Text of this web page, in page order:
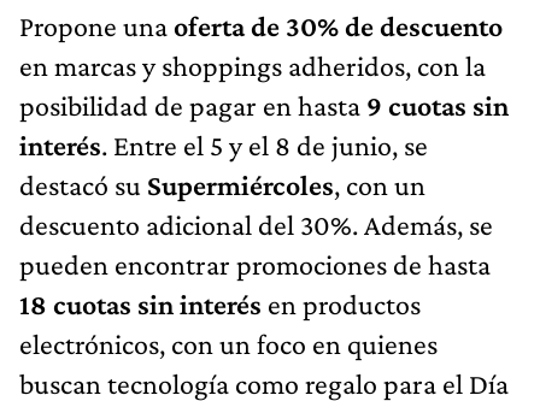
Propone unaoferta de 30% de descuento
en marcas y shoppings adheridos, con la
posibilidad de pagar en hasta 9 cuotas sin
interés. Entre el 5 y el 8 de junio, se
destacó su Supermiércoles, con un
descuento adicional del 30%. Además, se
pueden encontrar promociones de hasta
18 cuotas sin interés en productos
electrónicos, con un foco en quienes
buscan tecnología como regalo para el Día